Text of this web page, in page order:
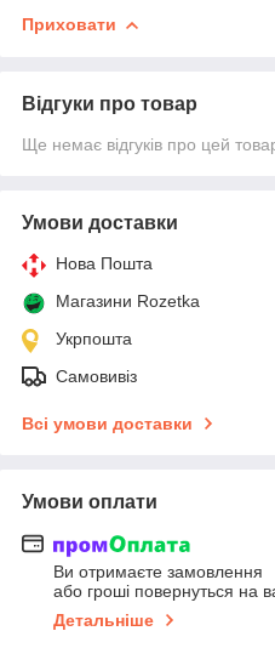
Приховати
Відгуки про товар
Ще немає відгуків про цей
Умови доставки
Нова Пошта
Магазини Rozetka
Укрпошта
Самовивіз
Всі умови доставки
Умови оплати
Ви отримаєте замовлення
або гроші повернуться на
Детальніше